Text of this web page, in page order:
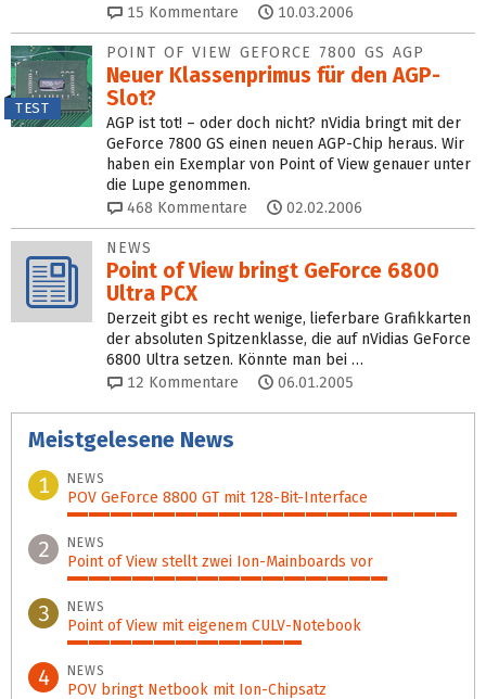
15 Kommentare 10.03.2006
TEST
POINT OF VIEW GEFORCE 7800 GS AGP
Neuer Klassenprimus für den AGP-
Slot?
AGP ist tot! – oder doch nicht? nVidia bringt mit der
GeForce 7800 GS einen neuen AGP-Chip heraus. Wir
haben ein Exemplar von Point of View genauer unter
die Lupe genommen.
468 Kommentare 02.02.2006
NEWS
Point of View bringt GeForce 6800
Ultra PCX
Derzeit gibt es recht wenige, lieferbare Grafikkarten
der absoluten Spitzenklasse, die auf nVidias GeForce
6800 Ultra setzen. Könnte man bei …
12 Kommentare 06.01.2005
Meistgelesene News
1
NEWS
POV GeForce 8800 GT mit 128-Bit-Interface
100%
2 NEWS
Point of View stellt zwei Ion-Mainboards vor
82%
3 NEWS
Point of View mit eigenem CULV-Notebook
60%
4 NEWS
POV bringt Netbook mit Ion-Chipsatz